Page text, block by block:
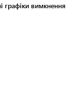
графіки вимкнення